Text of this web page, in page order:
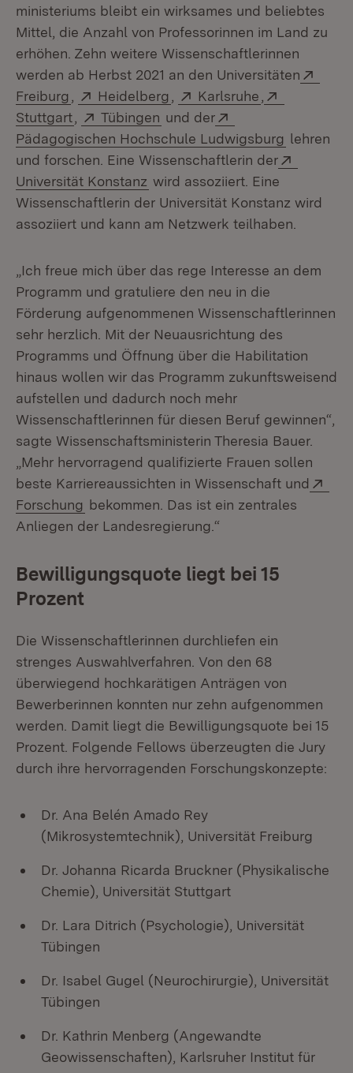
ministeriums bleibt ein wirksames und beliebtes
Mittel, die Anzahl von Professorinnen im Land zu
erhöhen. Zehn weitere Wissenschaftlerinnen
werden ab Herbst 2021 an den Universitäten
Freiburg (Öffnet in neuem Fenster)
Extern:
Heidelberg (Öffnet in neuem Fenster)
Extern:
Karlsruhe (Öffnet in
Stuttgart (Öffnet in neuem Fenster)
Extern:
Tübingen (Öffnet in neuem Fenster)
und der
Pädagogischen Hochschule Ludwigsburg (Öffnet in
lehren
und forschen. Eine Wissenschaftlerin der
Universität Konstanz (Öffnet in neuem Fenster)
wird assoziiert. Eine
Wissenschaftlerin der Universität Konstanz wird
assoziiert und kann am Netzwerk teilhaben.
„Ich freue mich über das rege Interesse an dem
Programm und gratuliere den neu in die
Förderung aufgenommenen Wissenschaftlerinnen
sehr herzlich. Mit der Neuausrichtung des
Programms und Öffnung über die Habilitation
hinaus wollen wir das Programm zukunftsweisend
aufstellen und dadurch noch mehr
Wissenschaftlerinnen für diesen Beruf gewinnen“,
sagte Wissenschaftsministerin Theresia Bauer.
„Mehr hervorragend qualifizierte Frauen sollen
beste Karriereaussichten in Wissenschaft und
Forschung (Öffnet in neuem Fenster)
bekommen. Das ist ein zentrales
Anliegen der Landesregierung.“
Bewilligungsquote liegt bei 15
Prozent
Die Wissenschaftlerinnen durchliefen ein
strenges Auswahlverfahren. Von den 68
überwiegend hochkarätigen Anträgen von
Bewerberinnen konnten nur zehn aufgenommen
werden. Damit liegt die Bewilligungsquote bei 15
Prozent. Folgende Fellows überzeugten die Jury
durch ihre hervorragenden Forschungskonzepte:
Dr. Ana Belén Amado Rey
(Mikrosystemtechnik), Universität Freiburg
Dr. Johanna Ricarda Bruckner (Physikalische
Chemie), Universität Stuttgart
Dr. Lara Ditrich (Psychologie), Universität
Tübingen
Dr. Isabel Gugel (Neurochirurgie), Universität
Tübingen
Dr. Kathrin Menberg (Angewandte
Geowissenschaften), Karlsruher Institut für